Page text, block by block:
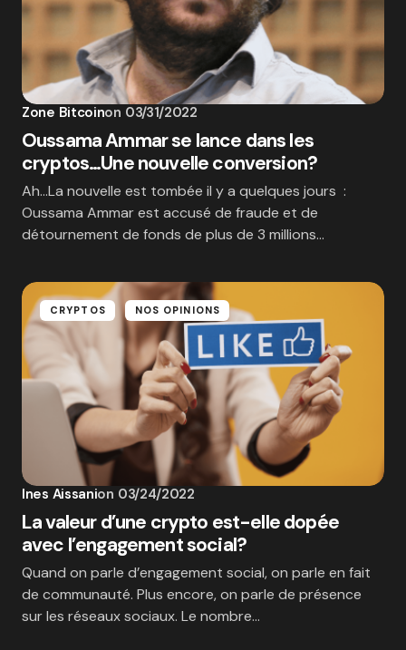
Zone Bitcoinon 03/31/2022
Oussama Ammar se lance dans les
cryptos…Une nouvelle conversion?
Ah…La nouvelle est tombée il y a quelques jours :
Oussama Ammar est accusé de fraude et de
détournement de fonds de plus de 3 millions…
CRYPTOS NOS OPINIONS
Ines Aissanion 03/24/2022
La valeur d’une crypto est-elle dopée
avec l’engagement social?
Quand on parle d’engagement social, on parle en fait
de communauté. Plus encore, on parle de présence
sur les réseaux sociaux. Le nombre…